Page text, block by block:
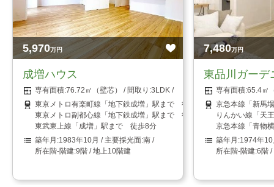
5,970万円
成増ハウス
76.72㎡（壁芯）
3LDK
東京メトロ有楽町線「地下鉄成増」駅まで 徒歩5分
東京メトロ副都心線「地下鉄成増」駅まで 徒歩5分
東武東上線「成増」駅まで 徒歩8分
1983年10月
南
9階 / 地上10階建
7,480万円
東品川ガーデ
65.4㎡
京急本線「新馬
りんかい線「天
京急本線「青物
1974年10
6階 /